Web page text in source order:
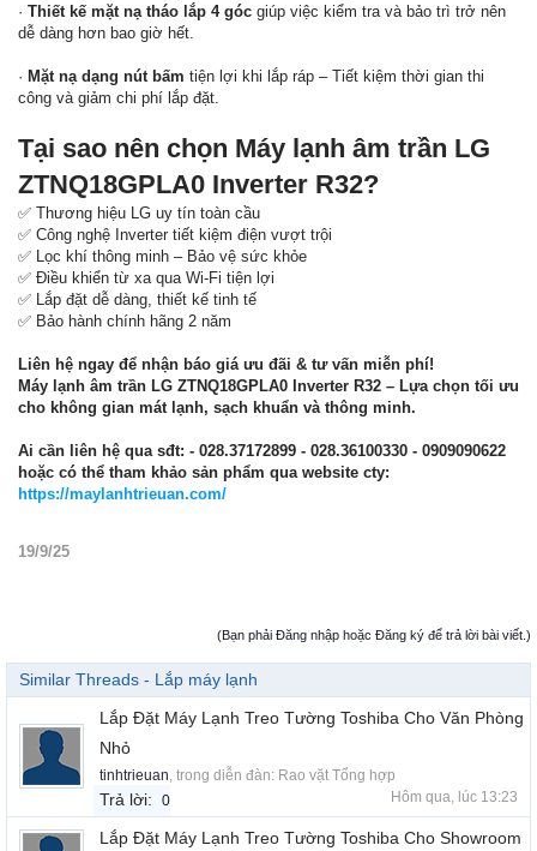
· Thiết kế mặt nạ tháo lắp 4 góc giúp việc kiểm tra và bảo trì trở nên
dễ dàng hơn bao giờ hết.
· Mặt nạ dạng nút bấm tiện lợi khi lắp ráp – Tiết kiệm thời gian thi
công và giảm chi phí lắp đặt.
Tại sao nên chọn Máy lạnh âm trần LG
ZTNQ18GPLA0 Inverter R32?
✅ Thương hiệu LG uy tín toàn cầu
✅ Công nghệ Inverter tiết kiệm điện vượt trội
✅ Lọc khí thông minh – Bảo vệ sức khỏe
✅ Điều khiển từ xa qua Wi-Fi tiện lợi
✅ Lắp đặt dễ dàng, thiết kế tinh tế
✅ Bảo hành chính hãng 2 năm
Liên hệ ngay để nhận báo giá ưu đãi & tư vấn miễn phí!
Máy lạnh âm trần LG ZTNQ18GPLA0 Inverter R32 – Lựa chọn tối ưu
cho không gian mát lạnh, sạch khuẩn và thông minh.
Ai cần liên hệ qua sđt: - 028.37172899 - 028.36100330 - 0909090622
hoặc có thể tham khảo sản phẩm qua website cty:
https://maylanhtrieuan.com/
19/9/25
(Bạn phải Đăng nhập hoặc Đăng ký để trả lời bài viết.)
Similar Threads - Lắp máy lạnh
Lắp Đặt Máy Lạnh Treo Tường Toshiba Cho Văn Phòng
Nhỏ
tinhtrieuan, trong diễn đàn: Rao vặt Tổng hợp
Trả lời: 0 Hôm qua, lúc 13:23
Lắp Đặt Máy Lạnh Treo Tường Toshiba Cho Showroom